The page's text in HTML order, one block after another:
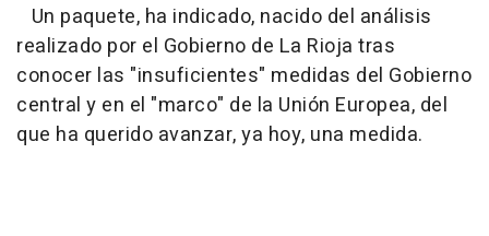
Un paquete, ha indicado, nacido del análisis
realizado por el Gobierno de La Rioja tras
conocer las "insuficientes" medidas del Gobierno
central y en el "marco" de la Unión Europea, del
que ha querido avanzar, ya hoy, una medida.